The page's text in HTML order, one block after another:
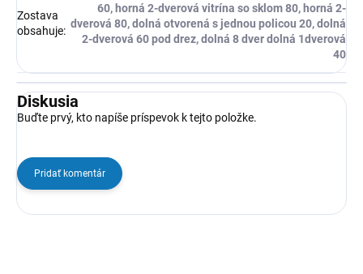
Zostava
obsahuje:
60, horná 2-dverová vitrína so sklom 80, horná 2-
dverová 80, dolná otvorená s jednou policou 20, dolná
2-dverová 60 pod drez, dolná 8 dver dolná 1dverová
40
Diskusia
Buďte prvý, kto napíše príspevok k tejto položke.
Pridať komentár